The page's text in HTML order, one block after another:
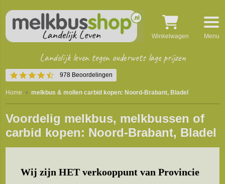
4.4
star
rating
978 Beoordelingen
Landelijk leven tegen ouderwets lage prijzen
Winkelwagen Menu
Home melkbus & mollen carbid kopen: Noord-Brabant, Bladel
Voordelig melkbus, melkbussen of
carbid kopen: Noord-Brabant, Bladel
Wij zijn HET verkooppunt van Provincie